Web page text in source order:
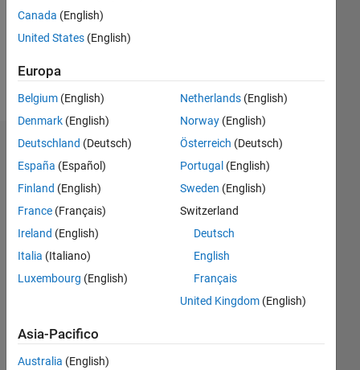
Messaggio
Dashboard
Statistica
F…
CONTRIBUTI
-4
-2
4
6
8
14
18
20
Canada (English)
United States (English)
Europa
Belgium (English)
Denmark (English)
Deutschland (Deutsch)
España (Español)
Finland (English)
France (Français)
Ireland (English)
Italia (Italiano)
Luxembourg (English)
Netherlands(English)
Norway(English)
Österreich (Deutsch)
Portugal (English)
Sweden (English)
Switzerland
Deutsch
English
Français
United Kingdom(English)
Asia-Pacifico
Australia (English)